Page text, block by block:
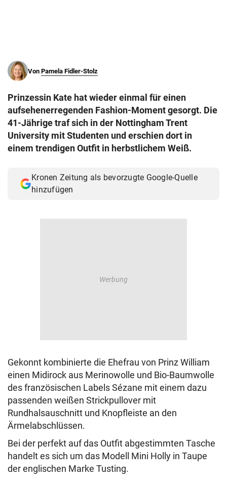
Von Pamela Fidler-Stolz
Prinzessin Kate hat wieder einmal für einen
aufsehenerregenden Fashion-Moment gesorgt. Die
41-Jährige traf sich in der Nottingham Trent
University mit Studenten und erschien dort in
einem trendigen Outfit in herbstlichem Weiß.
Kronen Zeitung als bevorzugte Google-Quelle
hinzufügen
Gekonnt kombinierte die Ehefrau von Prinz William
einen Midirock aus Merinowolle und Bio-Baumwolle
des französischen Labels Sézane mit einem dazu
passenden weißen Strickpullover mit
Rundhalsauschnitt und Knopfleiste an den
Ärmelabschlüssen.
Bei der perfekt auf das Outfit abgestimmten Tasche
handelt es sich um das Modell Mini Holly in Taupe
der englischen Marke Tusting.